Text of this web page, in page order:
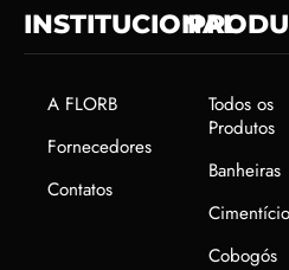
INSTITUCIONAL
A FLORB
Fornecedores
Contatos
Todos os
Produtos
Banheiras
Cobogós